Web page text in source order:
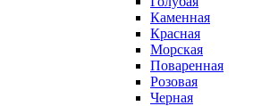
Каменная
Красная
Морская
Поваренная
Розовая
Черная